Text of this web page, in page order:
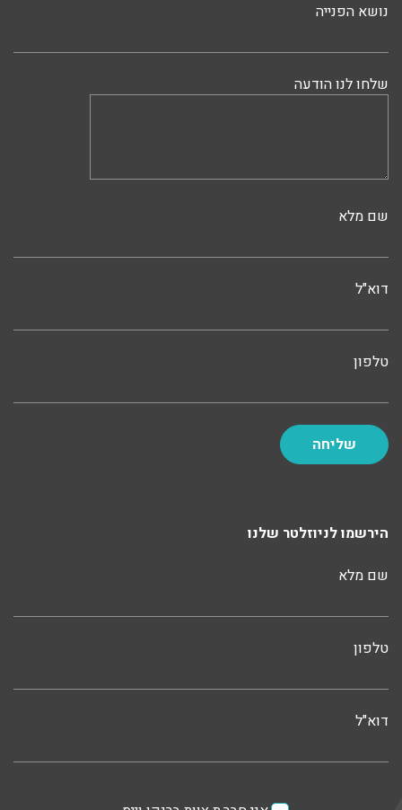
נושא הפנייה
שלחו לנו הודעה
שם מלא
דוא"ל
טלפון
הירשמו לניוזלטר שלנו
שם מלא
טלפון
דוא"ל